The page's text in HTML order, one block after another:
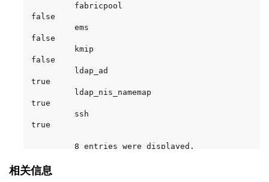
false
false
false
true
true
true
         8 entries were displayed.
相关信息